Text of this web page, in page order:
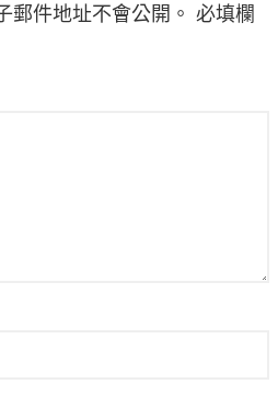
郵件地址不會公開。 必填欄